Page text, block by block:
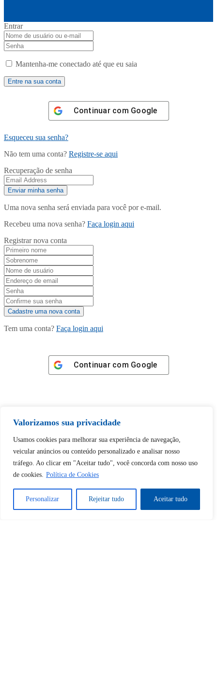
Valorizamos sua privacidade
Usamos cookies para melhorar sua experiência de navegação,
veicular anúncios ou conteúdo personalizado e analisar nosso
tráfego. Ao clicar em "Aceitar tudo", você concorda com nosso uso
de cookies. Política de Cookies
Personalizar Rejeitar tudo Aceitar tudo
Entrar
Mantenha-me conectado até que eu saia
Continuar com Google
Esqueceu sua senha?
Não tem uma conta? Registre-se aqui
Recuperação de senha
Uma nova senha será enviada para você por e-mail.
Recebeu uma nova senha? Faça login aqui
Registrar nova conta
Tem uma conta? Faça login aqui
Continuar com Google
desbloquear esta publicação?
Desbloquear esquerda : 0
Sim Não